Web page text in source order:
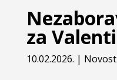
za
10.02.2026. |